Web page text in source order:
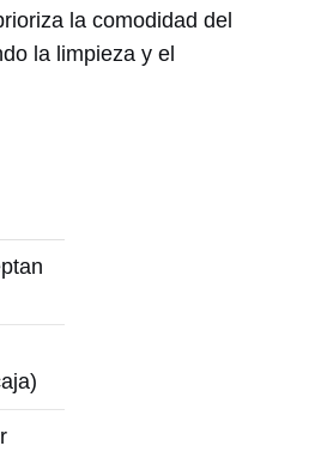
la comodidad del
la limpieza y el